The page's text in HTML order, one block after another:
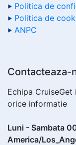
Politica de
Politica de
ANPC
Contacteaza-
Echipa
orice informatie
Luni - Sambata
America/